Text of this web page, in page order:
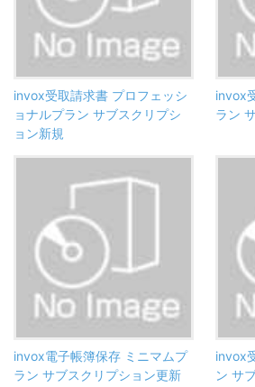
invox受取請求書 プロフェッシ
ョナルプラン サブスクリプシ
ョン新規
invox
ラン
invox電子帳簿保存 ミニマムプ
ラン サブスクリプション更新
invox
ン サ